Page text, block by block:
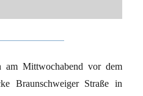
am Mittwochabend vor dem
Braunschweiger Straße in